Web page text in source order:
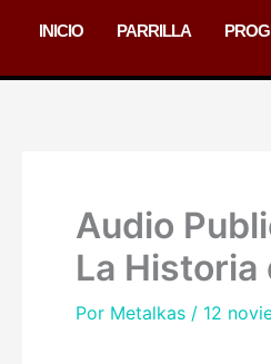
INICIO PARRILLA
Audio
La Historia
Por Metalkas / 12